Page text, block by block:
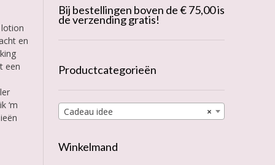
en
een
‘m
Bij bestellingen boven de € 75,00 is
de verzending gratis!
Productcategorieën
×
Cadeau idee
Winkelmand